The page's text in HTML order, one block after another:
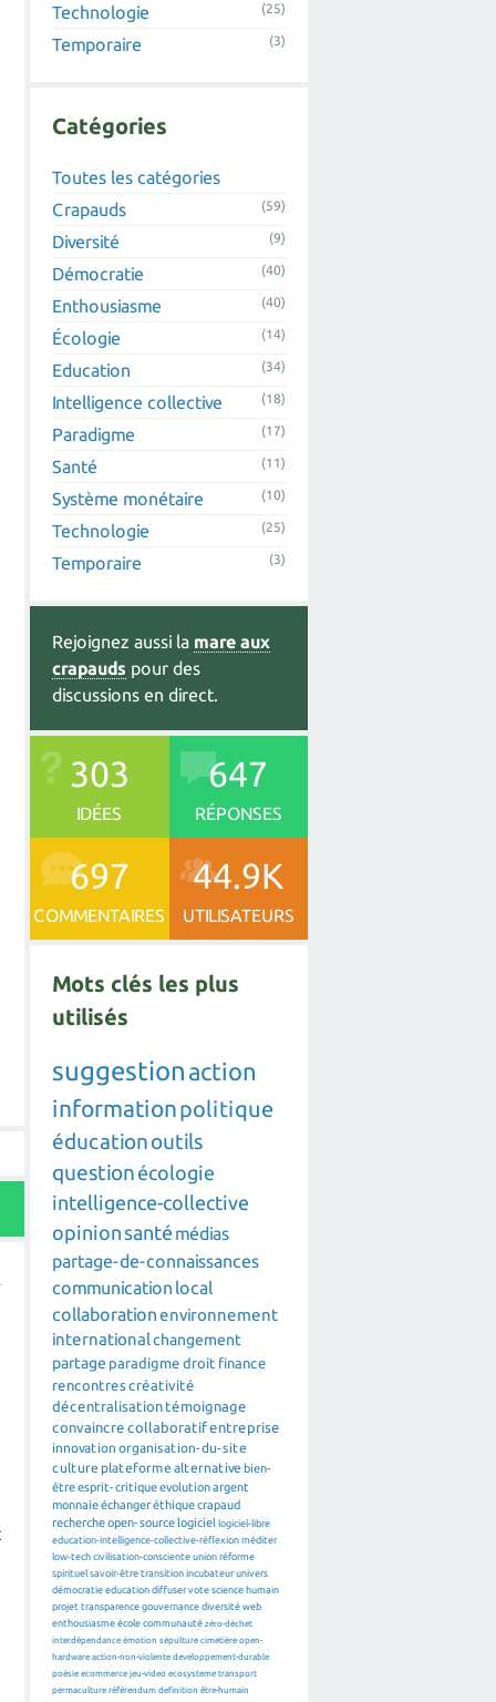
Technologie (25)
Temporaire (3)
Catégories
Toutes les catégories
Crapauds
(59)
Diversité (9)
Démocratie (40)
Enthousiasme (40)
Écologie (14)
Education (34)
Intelligence collective (18)
Paradigme (17)
Santé (11)
Système monétaire (10)
Technologie (25)
Temporaire (3)
Rejoignez aussi la mare aux
crapauds pour des
discussions en direct.
303
IDÉES
647
RÉPONSES
697
COMMENTAIRES
44.9K
UTILISATEURS
Mots clés les plus
utilisés
suggestion action
informationpolitique
éducationoutils
question écologie
intelligence-collective
opinion santé médias
partage-de-connaissances
communication local
collaborationenvironnement
internationalchangement
partage paradigme droit finance
rencontrescréativité
décentralisation témoignage
convaincre collaboratifentreprise
innovation organisation-du-site
culture plateforme alternative bien-
êtreesprit-critiqueevolutionargent
monnaieéchangeréthiquecrapaud
rechercheopen-source logiciel logiciel-libre
education-intelligence-collective-réflexion méditer
low-tech civilisation-consciente union réforme
spirituel savoir-être transition incubateur univers
démocratie education diffuser vote science humain
projet transparence gouvernance diversité web
enthousiasme école communauté zéro-déchet
interdépendance émotion sépulture cimetière open-
hardware action-non-violente developpement-durable
poésie ecommerce jeu-video ecosysteme transport
permaculture référendum definition être-humain